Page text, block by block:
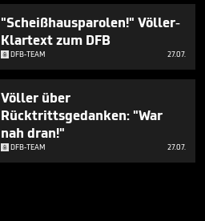
"Scheißhausparolen!" Völler-
Klartext zum DFB
DFB-TEAM 27.07.
Völler über
Rücktrittsgedanken: "War
nah dran!"
DFB-TEAM 27.07.